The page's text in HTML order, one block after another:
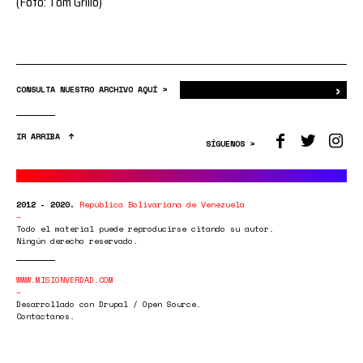
CONSULTA NUESTRO ARCHIVO AQUÍ > ›
IR ARRIBA
SÍGUENOS >
2012 - 2020. República Bolivariana de Venezuela
Todo el material puede reproducirse citando su autor.
Ningún derecho reservado.
WWW.MISIONVERDAD.COM
Desarrollado con Drupal / Open Source.
Contáctanos.